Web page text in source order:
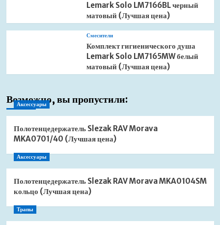
Lemark Solo LM7166BL черный
матовый (Лучшая цена)
Смесители
Комплект гигиенического душа
Lemark Solo LM7165MW белый
матовый (Лучшая цена)
Возможно, вы пропустили:
Аксессуары
Полотенцедержатель Slezak RAV Morava
MKA0701/40 (Лучшая цена)
Аксессуары
Полотенцедержатель Slezak RAV Morava MKA0104SM
кольцо (Лучшая цена)
Трапы